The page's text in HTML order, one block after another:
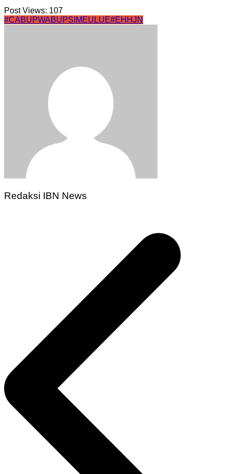
Post Views: 107
#CABUPWABUPSIMEULUE#EHHJN
Redaksi IBN News